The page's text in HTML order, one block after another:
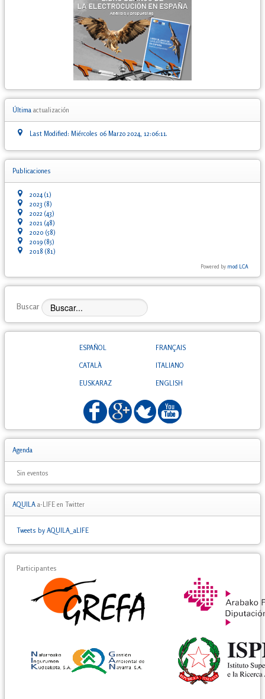
Última actualización
Last Modified: Miércoles 06 Marzo 2024, 12:06:11.
Publicaciones
2024 (1)
2023 (8)
2022 (43)
2021 (48)
2020 (58)
2019 (85)
2018 (81)
Powered by mod LCA
Buscar
ESPAÑOL
CATALÀ
EUSKARAZ
FRANÇAIS
ITALIANO
ENGLISH
Agenda
Sin eventos
AQUILA a-LIFE en Twitter
Tweets by AQUILA_aLIFE
Participantes